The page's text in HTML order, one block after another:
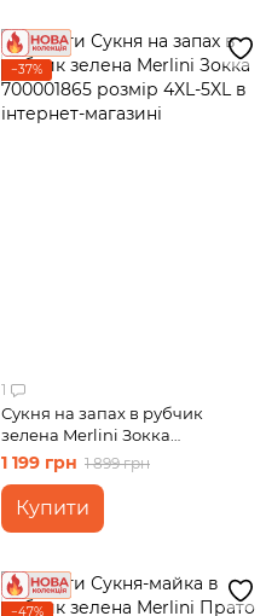
−37%
1
Сукня на запах в рубчик
зелена Merlini Зокка
700001865 розмір 4XL-5XL
1 199 грн 1 899 грн
Купити
−47%